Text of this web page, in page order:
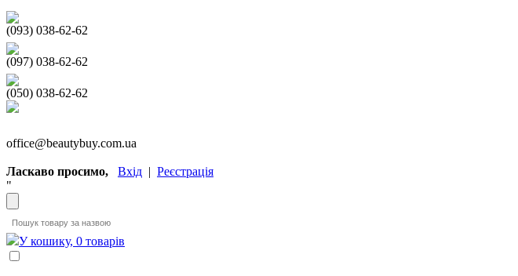
(093) 038-62-62
(097) 038-62-62
(050) 038-62-62
office@beautybuy.com.ua
Ласкаво просимо, Вхід | Реєстрація
"
У кошику, 0 товарів